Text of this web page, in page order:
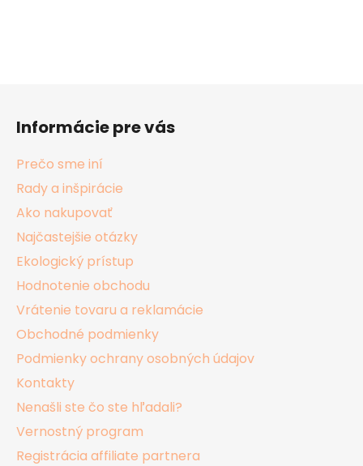
Informácie pre vás
Prečo sme iní
Rady a inšpirácie
Ako nakupovať
Najčastejšie otázky
Ekologický prístup
Hodnotenie obchodu
Vrátenie tovaru a reklamácie
Obchodné podmienky
Podmienky ochrany osobných údajov
Kontakty
Nenašli ste čo ste hľadali?
Vernostný program
Registrácia affiliate partnera